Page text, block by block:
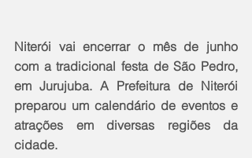
Niterói vai encerrar o mês de junho
com a tradicional festa de São Pedro,
em Jurujuba. A Prefeitura de Niterói
preparou um calendário de eventos e
atrações em diversas regiões da
cidade.